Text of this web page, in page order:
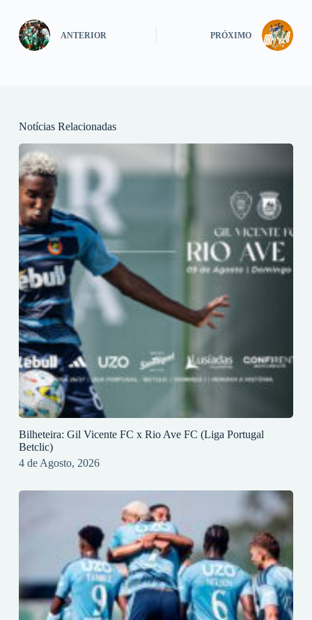
ANTERIOR PRÓXIMO
Notícias Relacionadas
Bilheteira: Gil Vicente FC x Rio Ave FC (Liga Portugal
Betclic)
4 de Agosto, 2026